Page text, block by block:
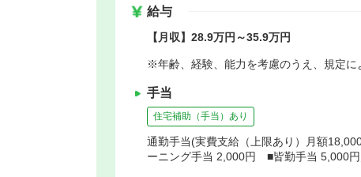
給与
【月収】28.9万円～35.9万円
※年齢、経験、能力を考慮のうえ、規定に
手当
住宅補助（手当）あり
通勤手当(実費支給（上限あり）月額
ーニング手当 2,000円 ■皆勤手当 5,000